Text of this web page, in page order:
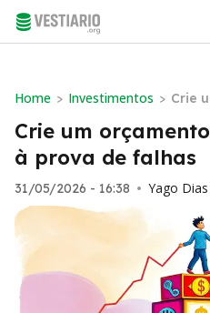
Home > Investimentos > Crie
nto
Crie um
à prova de falhas
31/05/2026 - 16:38 • Yago Dias